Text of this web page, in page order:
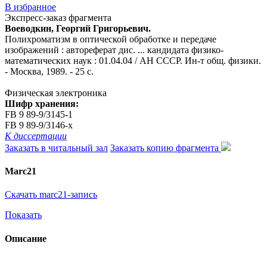
В избранное
Экспресс-заказ фрагмента
Воеводкин, Георгий Григорьевич.
Полихроматизм в оптической обработке и передаче
изображений : автореферат дис. ... кандидата физико-
математических наук : 01.04.04 / АН СССР. Ин-т общ. физики.
- Москва, 1989. - 25 с.
Физическая электроника
Шифр хранения:
FB 9 89-9/3145-1
FB 9 89-9/3146-x
К диссертации
Заказать в читальный зал Заказать копию фрагмента
Marc21
Скачать marc21-запись
Показать
Описание